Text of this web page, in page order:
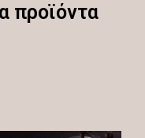
προϊόντα